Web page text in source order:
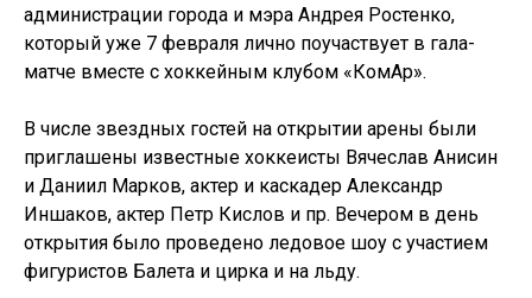
администрации города и мэра Андрея Ростенко,
который уже 7 февраля лично поучаствует в гала-
матче вместе с хоккейным клубом «КомАр».
В числе звездных гостей на открытии арены были
приглашены известные хоккеисты Вячеслав Анисин
и Даниил Марков, актер и каскадер Александр
Иншаков, актер Петр Кислов и пр. Вечером в день
открытия было проведено ледовое шоу с участием
фигуристов Балета и цирка и на льду.